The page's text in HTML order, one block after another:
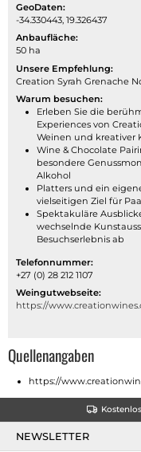
GeoDaten:
-34.330443, 19.326437
Anbaufläche:
50 ha
Unsere Empfehlung:
Creation Syrah Grenache
Warum besuchen:
Erleben Sie die
Experiences von
Weinen und kreativer
Wine & Chocolate
besondere
Alkohol
Platters und ein
vielseitigen Ziel für
Spektakuläre
wechselnde
Besuchserlebnis ab
Telefonnummer:
+27 (0) 28 212 1107
Weingutwebseite:
https://
Quellenangaben
https://
NEWSLETTER